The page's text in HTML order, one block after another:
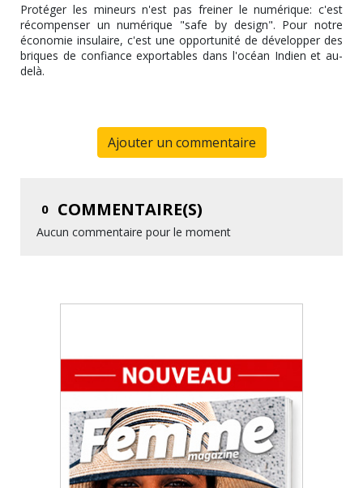
Protéger les mineurs n'est pas freiner le numérique: c'est
récompenser un numérique "safe by design". Pour notre
économie insulaire, c'est une opportunité de développer des
briques de confiance exportables dans l'océan Indien et au-
delà.
Ajouter un commentaire
0 COMMENTAIRE(S)
Aucun commentaire pour le moment